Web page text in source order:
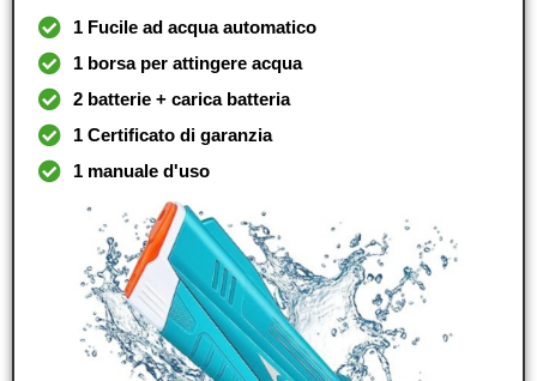
1 Fucile ad acqua automatico
1 borsa per attingere acqua
2 batterie + carica batteria
1 Certificato di garanzia
1 manuale d'uso